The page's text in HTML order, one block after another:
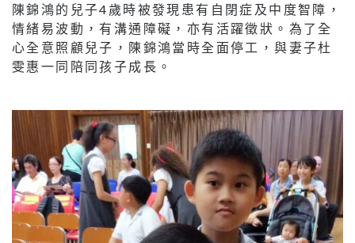
陳錦鴻的兒子4歲時被發現患有自閉症及中度智障，
情緒易波動，有溝通障礙，亦有活躍徵狀。為了全
心全意照顧兒子，陳錦鴻當時全面停工，與妻子杜
雯惠一同陪同孩子成長。